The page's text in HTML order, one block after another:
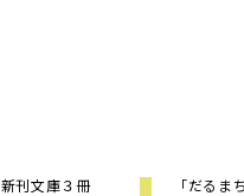
刊文庫３冊
「だる